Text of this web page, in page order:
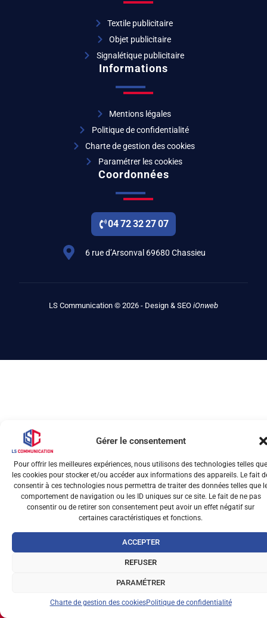
Gérer le consentement
Pour offrir les meilleures expériences, nous utilisons des technologies telles que
les cookies pour stocker et/ou accéder aux informations des appareils. Le fait
consentir à ces technologies nous permettra de traiter des données telles que
comportement de navigation ou les ID uniques sur ce site. Le fait de ne pas
consentir ou de retirer son consentement peut avoir un effet négatif sur
certaines caractéristiques et fonctions.
ACCEPTER
REFUSER
PARAMÉTRER
Charte de gestion des cookiesPolitique de confidentialité
Textile publicitaire
Objet publicitaire
Signalétique publicitaire
Informations
Mentions légales
Politique de confidentialité
Charte de gestion des cookies
Paramétrer les cookies
Coordonnées
04 72 32 27 07
6 rue d’Arsonval 69680 Chassieu
LS Communication © 2026 - Design & SEO iOnweb